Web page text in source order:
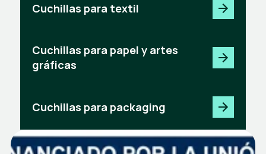
Cuchillas para textil
Cuchillas para papel y artes
gráficas
Cuchillas para packaging